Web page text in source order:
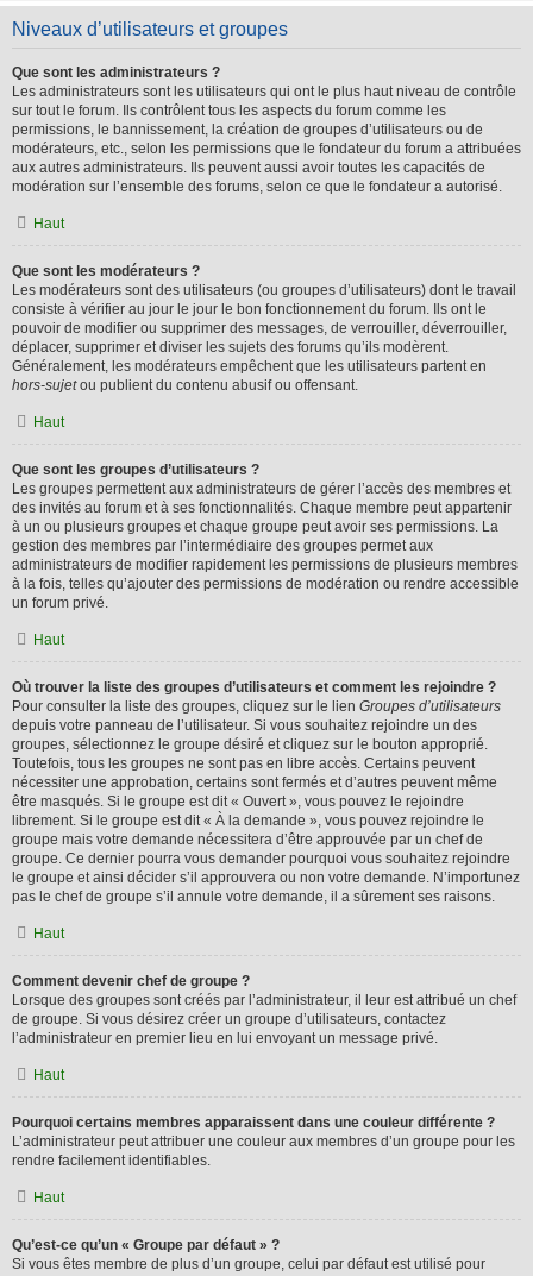
Niveaux d’utilisateurs et groupes
Que sont les administrateurs ?
Les administrateurs sont les utilisateurs qui ont le plus haut niveau de contrôle
sur tout le forum. Ils contrôlent tous les aspects du forum comme les
permissions, le bannissement, la création de groupes d’utilisateurs ou de
modérateurs, etc., selon les permissions que le fondateur du forum a attribuées
aux autres administrateurs. Ils peuvent aussi avoir toutes les capacités de
modération sur l’ensemble des forums, selon ce que le fondateur a autorisé.
Haut
Que sont les modérateurs ?
Les modérateurs sont des utilisateurs (ou groupes d’utilisateurs) dont le travail
consiste à vérifier au jour le jour le bon fonctionnement du forum. Ils ont le
pouvoir de modifier ou supprimer des messages, de verrouiller, déverrouiller,
déplacer, supprimer et diviser les sujets des forums qu’ils modèrent.
Généralement, les modérateurs empêchent que les utilisateurs partent en
hors-sujetou publient du contenu abusif ou offensant.
Haut
Que sont les groupes d’utilisateurs ?
Les groupes permettent aux administrateurs de gérer l’accès des membres et
des invités au forum et à ses fonctionnalités. Chaque membre peut appartenir
à un ou plusieurs groupes et chaque groupe peut avoir ses permissions. La
gestion des membres par l’intermédiaire des groupes permet aux
administrateurs de modifier rapidement les permissions de plusieurs membres
à la fois, telles qu’ajouter des permissions de modération ou rendre accessible
un forum privé.
Haut
Où trouver la liste des groupes d’utilisateurs et comment les rejoindre ?
Pour consulter la liste des groupes, cliquez sur le lien Groupes d’utilisateurs
depuis votre panneau de l’utilisateur. Si vous souhaitez rejoindre un des
groupes, sélectionnez le groupe désiré et cliquez sur le bouton approprié.
Toutefois, tous les groupes ne sont pas en libre accès. Certains peuvent
nécessiter une approbation, certains sont fermés et d’autres peuvent même
être masqués. Si le groupe est dit « Ouvert », vous pouvez le rejoindre
librement. Si le groupe est dit « À la demande », vous pouvez rejoindre le
groupe mais votre demande nécessitera d’être approuvée par un chef de
groupe. Ce dernier pourra vous demander pourquoi vous souhaitez rejoindre
le groupe et ainsi décider s’il approuvera ou non votre demande. N’importunez
pas le chef de groupe s’il annule votre demande, il a sûrement ses raisons.
Haut
Comment devenir chef de groupe ?
Lorsque des groupes sont créés par l’administrateur, il leur est attribué un chef
de groupe. Si vous désirez créer un groupe d’utilisateurs, contactez
l’administrateur en premier lieu en lui envoyant un message privé.
Haut
Pourquoi certains membres apparaissent dans une couleur différente ?
L’administrateur peut attribuer une couleur aux membres d’un groupe pour les
rendre facilement identifiables.
Haut
Qu’est-ce qu’un « Groupe par défaut » ?
Si vous êtes membre de plus d’un groupe, celui par défaut est utilisé pour